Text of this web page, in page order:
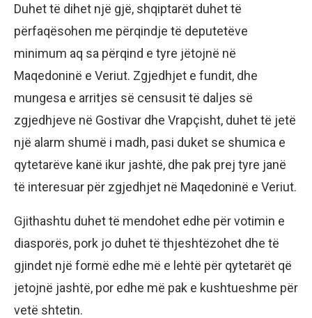
Duhet të dihet një gjë, shqiptarët duhet të
përfaqësohen me përqindje të deputetëve
minimum aq sa përqind e tyre jëtojnë në
Maqedoninë e Veriut. Zgjedhjet e fundit, dhe
mungesa e arritjes së censusit të daljes së
zgjedhjeve në Gostivar dhe Vrapçisht, duhet të jetë
një alarm shumë i madh, pasi duket se shumica e
qytetarëve kanë ikur jashtë, dhe pak prej tyre janë
të interesuar për zgjedhjet në Maqedoninë e Veriut.
Gjithashtu duhet të mendohet edhe për votimin e
diasporës, pork jo duhet të thjeshtëzohet dhe të
gjindet një formë edhe më e lehtë për qytetarët që
jetojnë jashtë, por edhe më pak e kushtueshme për
vetë shtetin.